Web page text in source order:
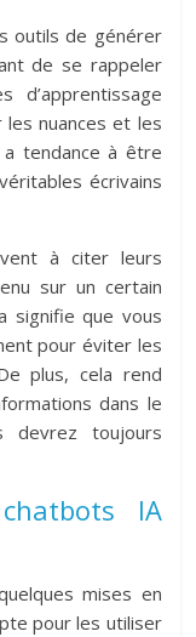
outils de générer
de se rappeler
d’apprentissage
les nuances et les
a tendance à être
écrivains
à citer leurs
sur un certain
signifie que vous
pour éviter les
plus, cela rend
dans le
devrez toujours
IA
mises en
pour les utiliser